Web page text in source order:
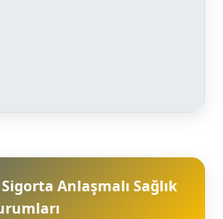
Anlaşmalı Sağlık